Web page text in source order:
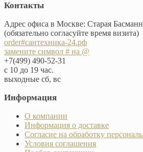
Контакты
Адрес офиса в Москве: Старая
(обязательно согласуйте время визита)
order#сантехника-24.рф
замените символ # на @
+7(499) 490-52-31
с 10 до 19 час.
выходные сб, вс
Информация
О компании
Информация о доставке
Согласие на обработку
Условия соглашения